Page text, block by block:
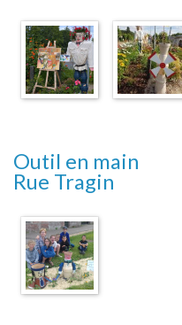
Outil en main
Rue Tragin